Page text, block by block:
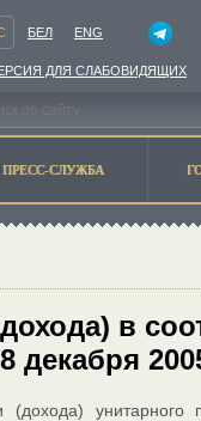
БЕЛ ENG
ДЛЯ СЛАБОВИДЯЩИХ
ПРЕСС-СЛУЖБА
в
декабря
унитарного